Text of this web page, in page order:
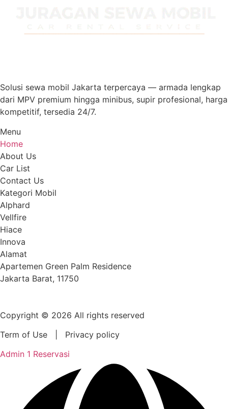
Solusi sewa mobil Jakarta terpercaya — armada lengkap
dari MPV premium hingga minibus, supir profesional, harga
kompetitif, tersedia 24/7.
Menu
Home
About Us
Car List
Contact Us
Kategori Mobil
Alphard
Vellfire
Hiace
Innova
Alamat
Apartemen Green Palm Residence
Jakarta Barat, 11750
Copyright © 2026 All rights reserved
Term of Use | Privacy policy
Admin 1 Reservasi